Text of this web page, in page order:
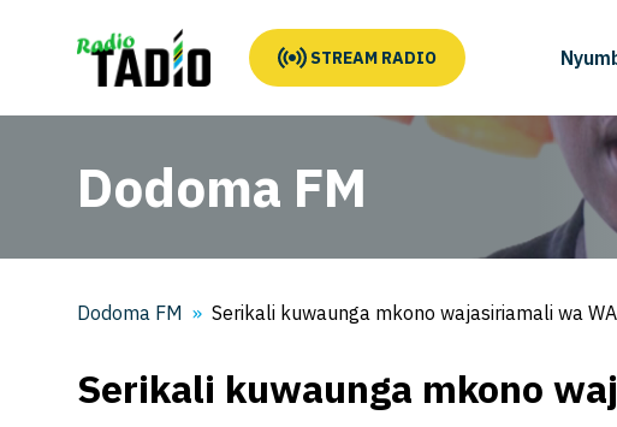
STREAM RADIO
Dodoma FM
Dodoma FM Serikali kuwaunga mkono wajasiriamali wa
Serikali kuwaunga mkono